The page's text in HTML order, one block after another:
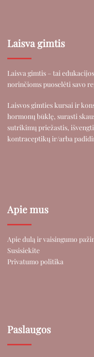
Laisva gimtis
Laisva gimtis – tai
norinčioms puoselėti savo
Laisvos gimties kursai ir
hormonų būklę, surasti
sutrikimų priežastis,
kontraceptikų ir/arba
Apie mus
Apie dulą ir vaisingumo
Susisiekite
Privatumo politika
Paslaugos